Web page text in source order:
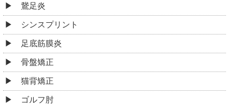
鵞足炎
シンスプリント
足底筋膜炎
骨盤矯正
猫背矯正
ゴルフ肘